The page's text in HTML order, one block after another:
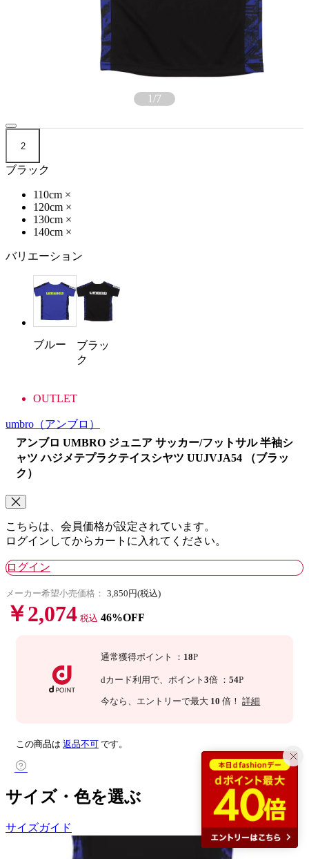
1/7
2
ブラック
110cm ×
120cm ×
130cm ×
140cm ×
バリエーション
ブルー
ブラッ
ク
OUTLET
umbro （アンブロ）
アンブロ UMBRO ジュニア サッカー/フットサル 半袖シ
ャツ ハジメテプラクテイスシヤツ UUJVJA54 （ブラッ
ク）
こちらは、会員価格が設定されています。
ログインしてからカートに入れてください。
ログイン
メーカー希望小売価格： 3,850円(税込)
￥2,074 税込 46%OFF
通常獲得ポイント ： 18P
dカード利用で、 ポイント3倍 ：54P
今なら 、エントリーで最大 10 倍！詳細
この商品は 返品不可 です。
サイズ・色を選ぶ
サイズガイド